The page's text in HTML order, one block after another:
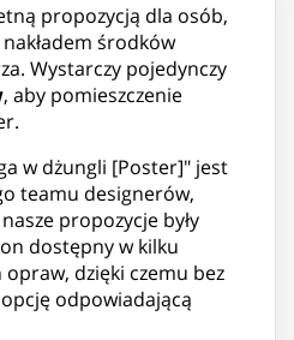
propozycją dla osób,
środków
Wystarczy pojedynczy
, aby pomieszczenie
w dżungli [Poster]" jest
teamu designerów,
propozycje były
dostępny w kilku
dzięki czemu bez
odpowiadającą